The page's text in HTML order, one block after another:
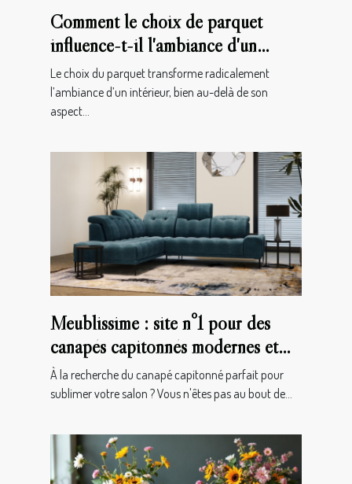
Comment le choix de parquet
influence-t-il l'ambiance d'un
intérieur ?
Le choix du parquet transforme radicalement
l’ambiance d’un intérieur, bien au-delà de son
aspect...
Meublissime : site n°1 pour des
canapés capitonnés modernes et
haut de gamme !
À la recherche du canapé capitonné parfait pour
sublimer votre salon ? Vous n'êtes pas au bout de...